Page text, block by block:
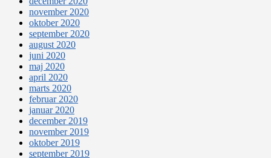
november 2020
oktober 2020
september 2020
august 2020
juni 2020
maj 2020
april 2020
marts 2020
februar 2020
januar 2020
december 2019
november 2019
oktober 2019
september 2019